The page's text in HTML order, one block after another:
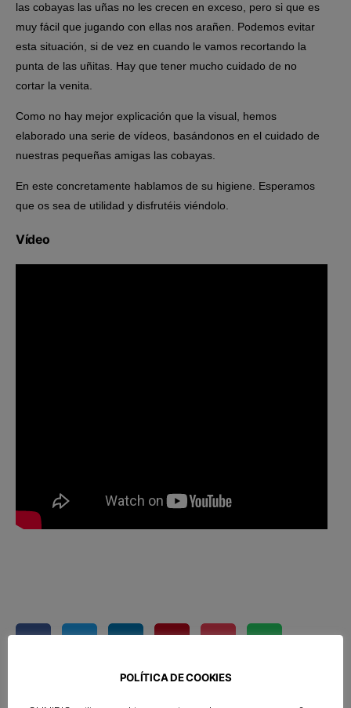
las cobayas las uñas no les crecen en exceso, pero si que es
muy fácil que jugando con ellas nos arañen. Podemos evitar
esta situación, si de vez en cuando le vamos recortando la
punta de las uñitas. Hay que tener mucho cuidado de no
cortar la venita.
Como no hay mejor explicación que la visual, hemos
elaborado una serie de vídeos, basándonos en el cuidado de
nuestras pequeñas amigas las cobayas.
En este concretamente hablamos de su higiene. Esperamos
que os sea de utilidad y disfrutéis viéndolo.
Vídeo
POLÍTICA DE COOKIES